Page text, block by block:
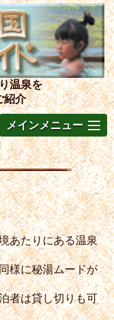
温泉を
紹介
メインメニュー
あたりにある温泉
様に秘湯ムードが
者は貸し切りも可